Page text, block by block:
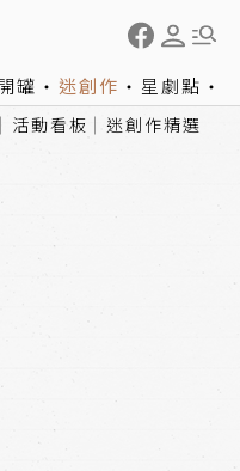
罐 迷創作 星劇點
活動看板 迷創作精選